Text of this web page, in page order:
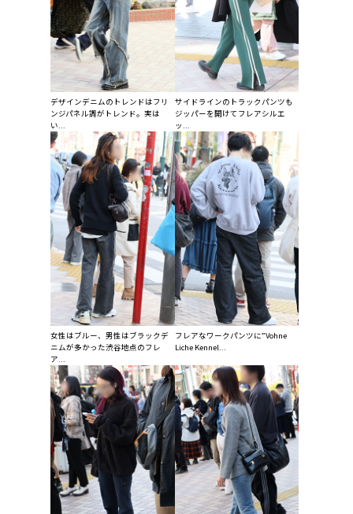
デザインデニムのトレンドはフリ
ンジパネル調がトレンド。実は
い...
サイドラインのトラックパンツも
ジッパーを開けてフレアシルエ
ッ...
女性はブルー、男性はブラックデ
ニムが多かった渋谷地点のフレ
ア...
フレアなワークパンツに”Vohne
Liche Kennel...